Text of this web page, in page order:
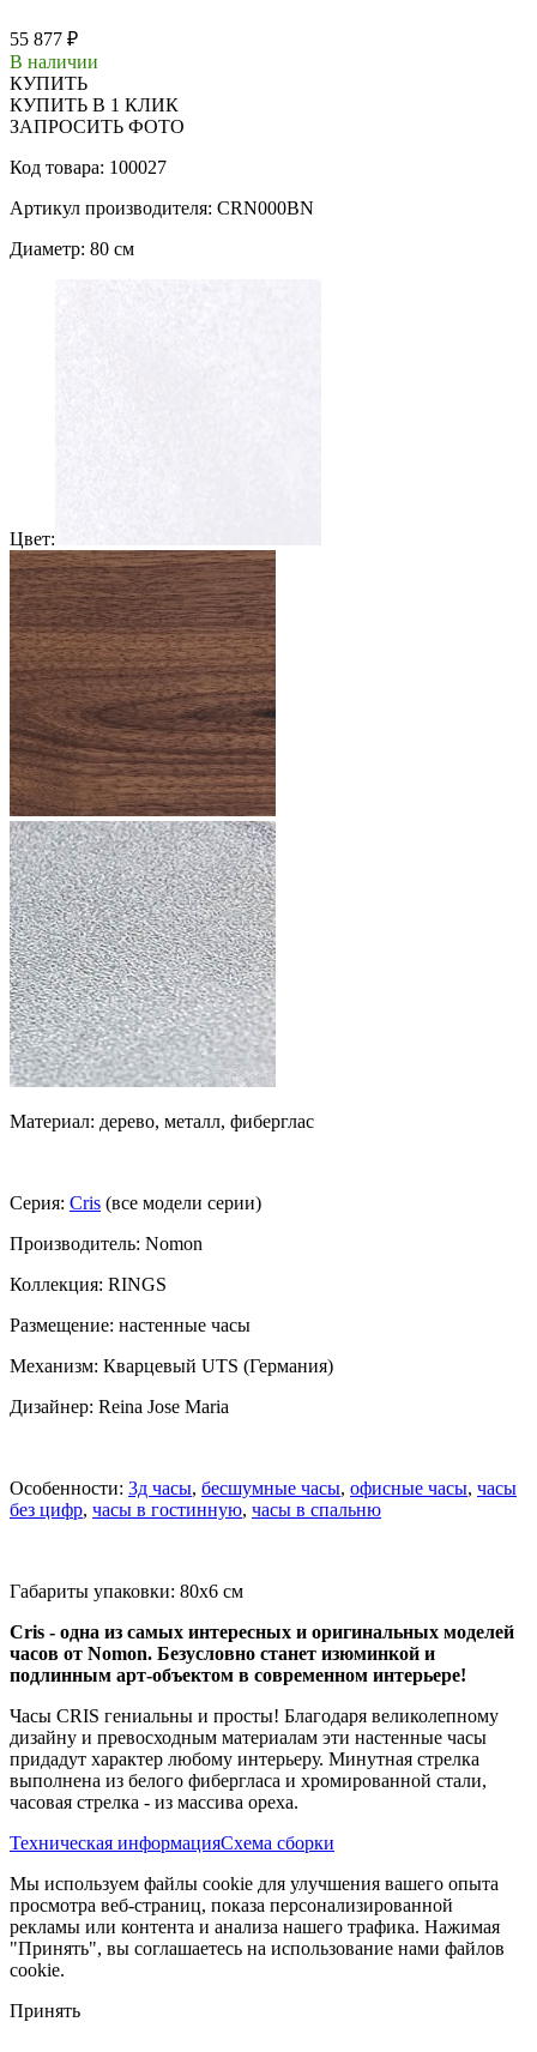
55 877 ₽
В наличии
КУПИТЬ
КУПИТЬ В 1 КЛИК
ЗАПРОСИТЬ ФОТО
Код товара: 100027
Артикул производителя: CRN000BN
Диаметр: 80 см
Цвет:
Материал: дерево, металл, фиберглас
Серия: Cris (все модели серии)
Производитель: Nomon
Коллекция: RINGS
Размещение: настенные часы
Механизм: Кварцевый UTS (Германия)
Дизайнер: Reina Jose Maria
Особенности: 3д часы, бесшумные часы, офисные часы, часы
без цифр, часы в гостинную, часы в спальню
Габариты упаковки: 80x6 см
Cris - одна из самых интересных и оригинальных моделей
часов от Nomon. Безусловно станет изюминкой и
подлинным арт-объектом в современном интерьере!
Часы CRIS гениальны и просты! Благодаря великолепному
дизайну и превосходным материалам эти настенные часы
придадут характер любому интерьеру. Минутная стрелка
выполнена из белого фибергласа и хромированной стали,
часовая стрелка - из массива ореха.
Техническая информацияСхема сборки
Мы используем файлы cookie для улучшения вашего опыта
просмотра веб-страниц, показа персонализированной
рекламы или контента и анализа нашего трафика. Нажимая
"Принять", вы соглашаетесь на использование нами файлов
cookie.
Принять